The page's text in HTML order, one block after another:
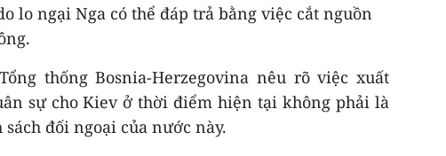
lo ngại Nga có thể đáp trả bằng việc cắt nguồn
thống Bosnia-Herzegovina nêu rõ việc xuất
sự cho Kiev ở thời điểm hiện tại không phải là
đối ngoại của nước này.